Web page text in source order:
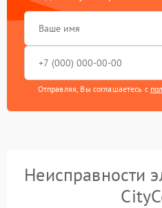
Отправляя, Вы соглашаетесь с
Неисправности